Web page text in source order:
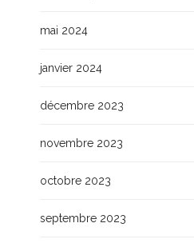
mai 2024
janvier 2024
décembre 2023
novembre 2023
octobre 2023
septembre 2023